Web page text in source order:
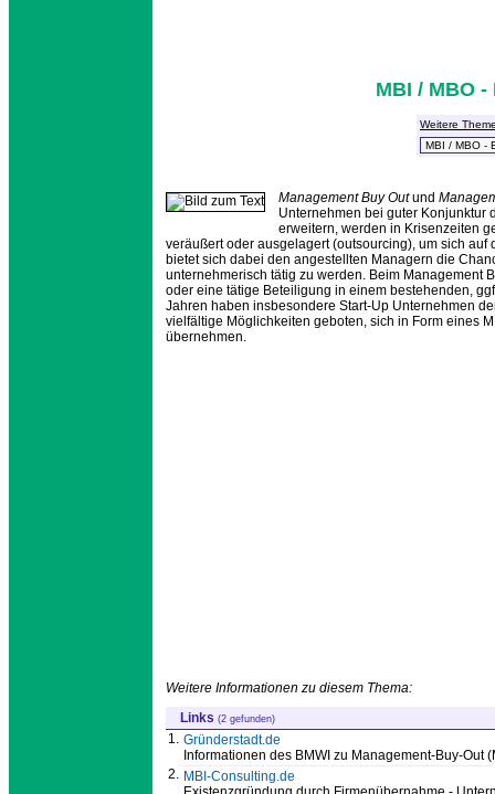
MBI / MBO -
Weitere
Management Buy Outund
Unternehmen bei guter Konjunktur
erweitern, werden in Krisenzeiten
veräußert oder ausgelagert (outsourcing), um sich
bietet sich dabei den angestellten Managern die
unternehmerisch tätig zu werden. Beim Management
oder eine tätige Beteiligung in einem bestehenden,
Jahren haben insbesondere Start-Up Unternehmen
vielfältige Möglichkeiten geboten, sich in Form eines
übernehmen.
Weitere Informationen zu diesem Thema:
Links (2 gefunden)
1. Gründerstadt.de
Informationen des BMWI zu Management-Buy-Out
2. MBI-Consulting.de